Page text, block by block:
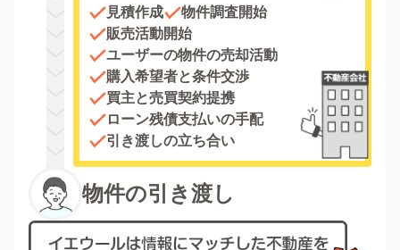
見積作成
物件調査開始
販売活動開始
ユーザーの物件の売却活動
購入希望者と条件交渉
買主と売買契約提携
ローン残債支払いの手配
引き渡しの立ち合い
物件の引き渡し